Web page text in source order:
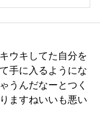
ウキしてた自分を
手に入るようにな
うんだなーとつく
ますねいいも悪い